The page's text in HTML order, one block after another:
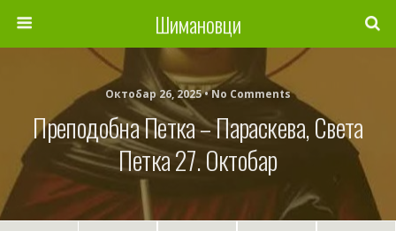
Шимановци
Октобар 26, 2025 • No Comments
Преподобна Петка – Параскева, Света
Петка 27. Октобар